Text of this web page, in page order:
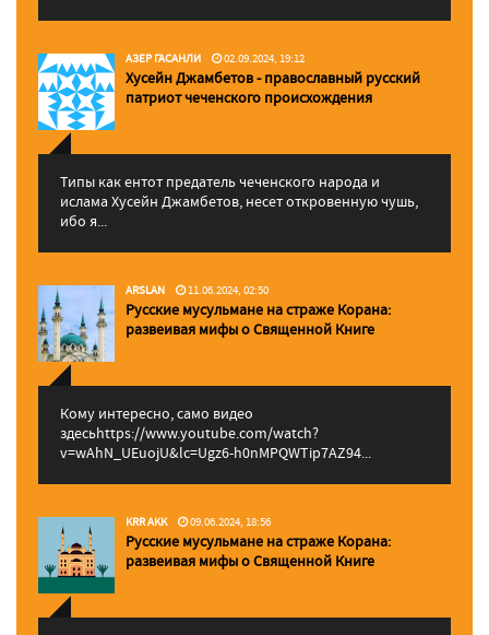
АЗЕР ГАСАНЛИ 02.09.2024, 19:12
Хусейн Джамбетов - православный русский
патриот чеченского происхождения
Типы как ентот предатель чеченского народа и
ислама Хусейн Джамбетов, несет откровенную чушь,
ибо я...
ARSLAN 11.06.2024, 02:50
Русские мусульмане на страже Корана:
pазвеивая мифы о Священной Книге
Кому интересно, само видео
здесьhttps://www.youtube.com/watch?
v=wAhN_UEuojU&lc=Ugz6-h0nMPQWTip7AZ94...
KRR AKK 09.06.2024, 18:56
Русские мусульмане на страже Корана:
pазвеивая мифы о Священной Книге